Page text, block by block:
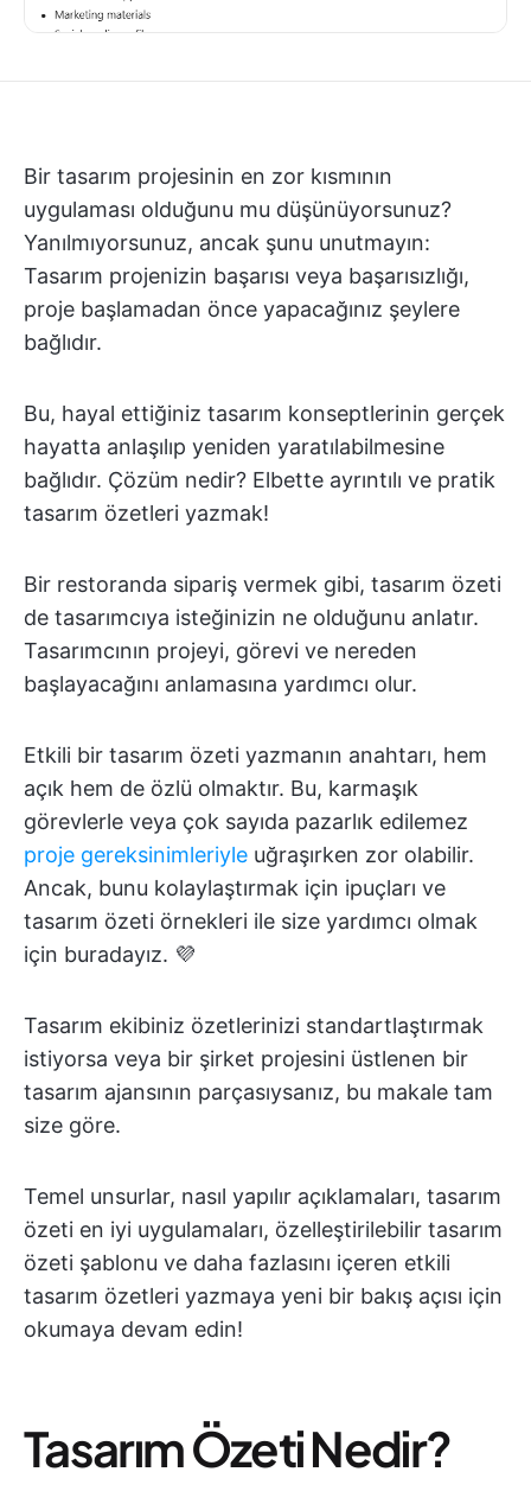
Bir tasarım projesinin en zor kısmının
uygulaması olduğunu mu düşünüyorsunuz?
Yanılmıyorsunuz, ancak şunu unutmayın:
Tasarım projenizin başarısı veya başarısızlığı,
proje başlamadan önce yapacağınız şeylere
bağlıdır.
Bu, hayal ettiğiniz tasarım konseptlerinin gerçek
hayatta anlaşılıp yeniden yaratılabilmesine
bağlıdır. Çözüm nedir? Elbette ayrıntılı ve pratik
tasarım özetleri yazmak!
Bir restoranda sipariş vermek gibi, tasarım özeti
de tasarımcıya isteğinizin ne olduğunu anlatır.
Tasarımcının projeyi, görevi ve nereden
başlayacağını anlamasına yardımcı olur.
Etkili bir tasarım özeti yazmanın anahtarı, hem
açık hem de özlü olmaktır. Bu, karmaşık
görevlerle veya çok sayıda pazarlık edilemez
proje gereksinimleriyle uğraşırken zor olabilir.
Ancak, bunu kolaylaştırmak için ipuçları ve
tasarım özeti örnekleri ile size yardımcı olmak
için buradayız. 💜
Tasarım ekibiniz özetlerinizi standartlaştırmak
istiyorsa veya bir şirket projesini üstlenen bir
tasarım ajansının parçasıysanız, bu makale tam
size göre.
Temel unsurlar, nasıl yapılır açıklamaları, tasarım
özeti en iyi uygulamaları, özelleştirilebilir tasarım
özeti şablonu ve daha fazlasını içeren etkili
tasarım özetleri yazmaya yeni bir bakış açısı için
okumaya devam edin!
Tasarım Özeti Nedir?